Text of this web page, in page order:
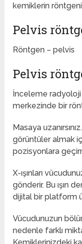
kemiklerin
Pelvis
Röntgen – pelvis
Pelvis
İnceleme
merkezinde bir
Masaya
görüntüler almak
pozisyonlara
X-ışınları
gönderir. Bu ışın
dijital bir platform
Vücudunuzun
nedenle farklı